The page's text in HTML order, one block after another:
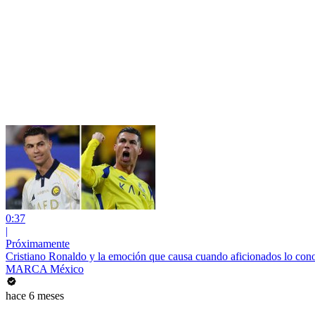
0:37
|
Próximamente
Cristiano Ronaldo y la emoción que causa cuando aficionados lo
MARCA México
hace 6 meses